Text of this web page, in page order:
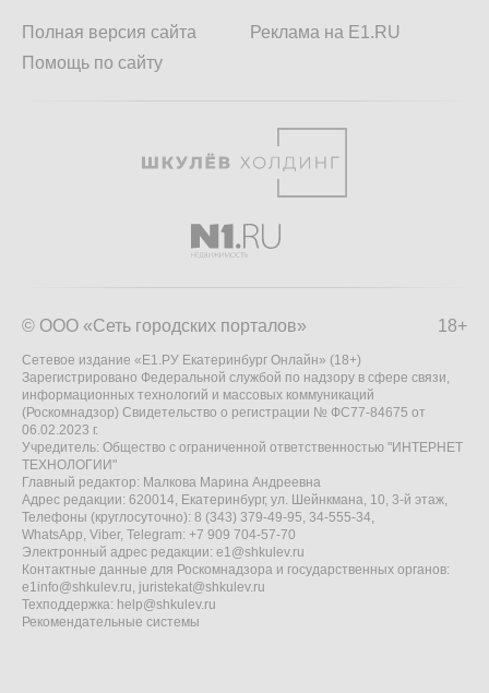
Полная версия сайта
Помощь по сайту
Реклама на E1.RU
18+
© ООО «Сеть городских порталов»
Сетевое издание «Е1.РУ Екатеринбург Онлайн» (18+)
Зарегистрировано Федеральной службой по надзору в сфере связи,
информационных технологий и массовых коммуникаций
(Роскомнадзор) Свидетельство о регистрации № ФС77-84675 от
06.02.2023 г.
Учредитель: Общество с ограниченной ответственностью "ИНТЕРНЕТ
ТЕХНОЛОГИИ"
Главный редактор: Малкова Марина Андреевна
Адрес редакции: 620014, Екатеринбург, ул. Шейнкмана, 10, 3-й этаж,
Телефоны (круглосуточно): 8 (343) 379-49-95, 34-555-34,
WhatsApp, Viber, Telegram: +7 909 704-57-70
Электронный адрес редакции: e1@shkulev.ru
Контактные данные для Роскомнадзора и государственных органов:
e1info@shkulev.ru, juristekat@shkulev.ru
Техподдержка: help@shkulev.ru
Рекомендательные системы